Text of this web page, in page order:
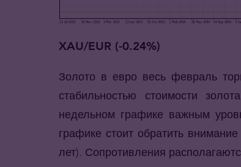
XAU/EUR (-0.24%)
Золото в евро весь февраль
стабильностью стоимости
недельном графике важным
графике стоит обратить
лет). Сопротивления